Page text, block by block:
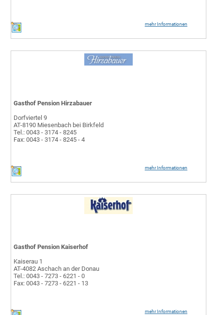
mehr Informationen
mehr Informationen
Gasthof Pension Hirzabauer
Dorfviertel 9
AT-8190 Miesenbach bei Birkfeld
Tel.: 0043 - 3174 - 8245
Fax: 0043 - 3174 - 8245 - 4
mehr Informationen
Gasthof Pension Kaiserhof
Kaiserau 1
AT-4082 Aschach an der Donau
Tel.: 0043 - 7273 - 6221 - 0
Fax: 0043 - 7273 - 6221 - 13